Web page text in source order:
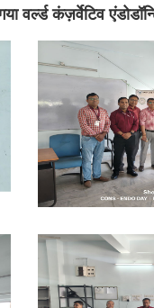
वर्ल्ड कंज़र्वेटिव